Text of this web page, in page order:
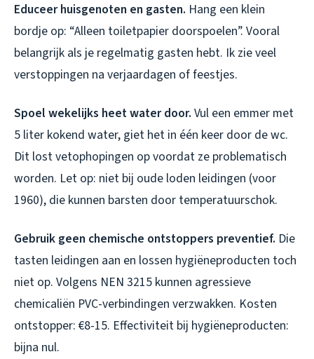
Educeer huisgenoten en gasten. Hang een klein
bordje op: “Alleen toiletpapier doorspoelen”. Vooral
belangrijk als je regelmatig gasten hebt. Ik zie veel
verstoppingen na verjaardagen of feestjes.
Spoel wekelijks heet water door. Vul een emmer met
5 liter kokend water, giet het in één keer door de wc.
Dit lost vetophopingen op voordat ze problematisch
worden. Let op: niet bij oude loden leidingen (voor
1960), die kunnen barsten door temperatuurschok.
Gebruik geen chemische ontstoppers preventief. Die
tasten leidingen aan en lossen hygiëneproducten toch
niet op. Volgens NEN 3215 kunnen agressieve
chemicaliën PVC-verbindingen verzwakken. Kosten
ontstopper: €8-15. Effectiviteit bij hygiëneproducten:
bijna nul.